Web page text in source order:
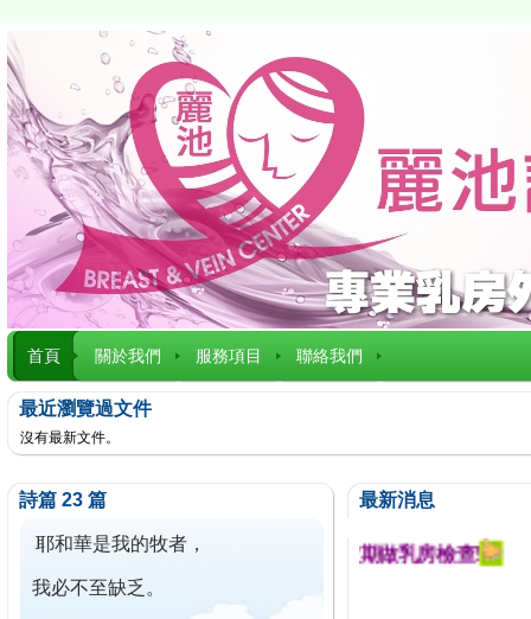
首頁 關於我們 服務項目 聯絡我們
最近瀏覽過文件
沒有最新文件。
詩篇 23 篇
耶和華是我的牧者，
我必不至缺乏。
最新消息
今已篩檢出1700位乳癌患者,提醒您定期做乳房檢查!